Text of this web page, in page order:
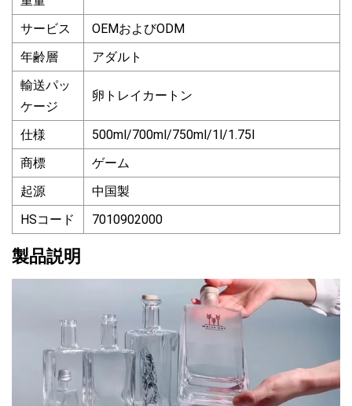
サービス
OEMおよびODM
年齢層
アダルト
輸送パッ
ケージ
卵トレイカートン
仕様
500ml/700ml/750ml/1l/1.75l
商標
ゲーム
起源
中国製
HSコード
7010902000
製品説明